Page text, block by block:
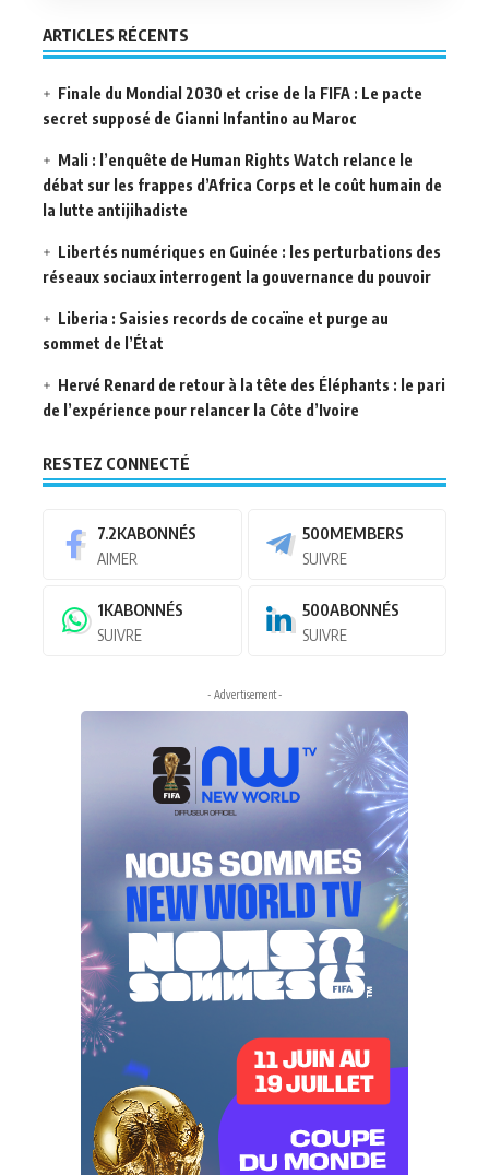
ARTICLES RÉCENTS
Finale du Mondial 2030 et crise de la FIFA : Le pacte
secret supposé de Gianni Infantino au Maroc
Mali : l’enquête de Human Rights Watch relance le
débat sur les frappes d’Africa Corps et le coût humain de
la lutte antijihadiste
Libertés numériques en Guinée : les perturbations des
réseaux sociaux interrogent la gouvernance du pouvoir
Liberia : Saisies records de cocaïne et purge au
sommet de l’État
Hervé Renard de retour à la tête des Éléphants : le pari
de l’expérience pour relancer la Côte d’Ivoire
RESTEZ CONNECTÉ
7.2KABONNÉS
AIMER
500MEMBERS
SUIVRE
1KABONNÉS
SUIVRE
500ABONNÉS
SUIVRE
- Advertisement -